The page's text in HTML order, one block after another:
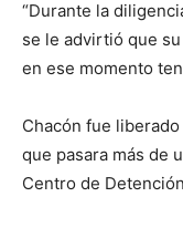
“Durante la
se le advirtió que
en ese momento
Chacón fue
que pasara más de
Centro de